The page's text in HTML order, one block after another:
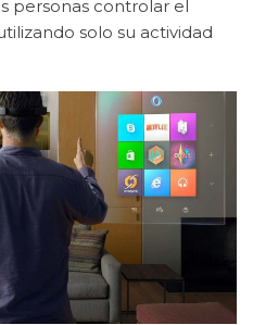
personas controlar el
solo su actividad